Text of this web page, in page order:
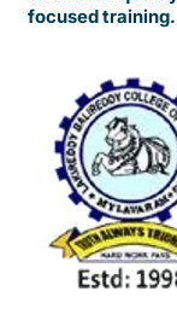
focused training.